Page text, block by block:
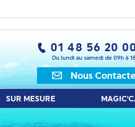
01 48 56 20
Du lundi au samedi de 09h à
Nous
SUR MESURE